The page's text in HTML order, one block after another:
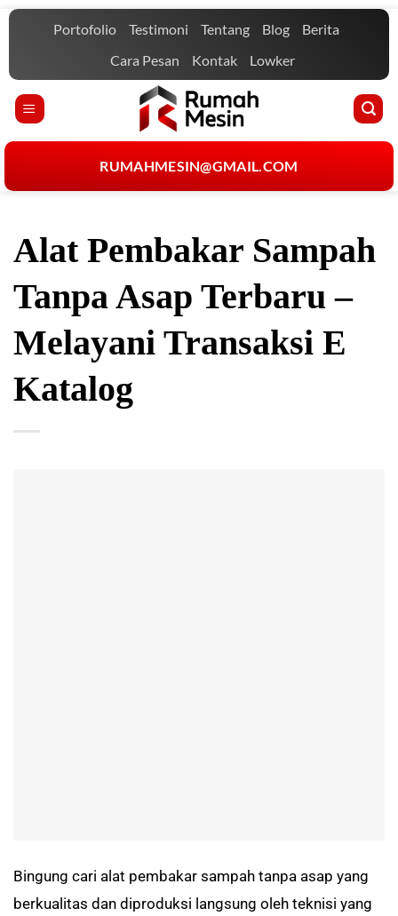
Skip
Portofolio Testimoni Tentang Blog
Berita
Cara Pesan
Kontak Lowker
RUMAHMESIN@GMAIL.COM
Alat Pembakar Sampah
Tanpa Asap Terbaru –
Melayani Transaksi E
Katalog
Bingung cari alat pembakar sampah tanpa asap yang
berkualitas dan diproduksi langsung oleh teknisi yang